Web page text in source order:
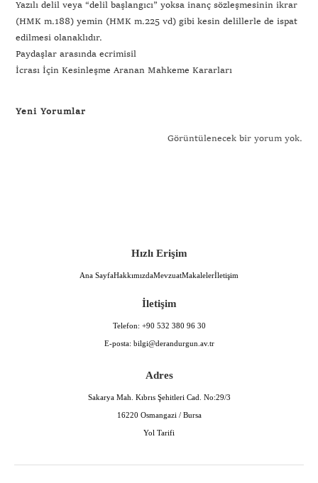
Yazılı delil veya “delil başlangıcı” yoksa inanç sözleşmesinin ikrar
(HMK m.188) yemin (HMK m.225 vd) gibi kesin delillerle de ispat
edilmesi olanaklıdır.
Paydaşlar arasında ecrimisil
İcrası İçin Kesinleşme Aranan Mahkeme Kararları
Yeni Yorumlar
Görüntülenecek bir yorum yok.
Hızlı Erişim
Ana SayfaHakkımızdaMevzuatMakalelerİletişim
İletişim
Telefon: +90 532 380 96 30
E-posta: bilgi@derandurgun.av.tr
Adres
Sakarya Mah. Kıbrıs Şehitleri Cad. No:29/3
16220 Osmangazi / Bursa
Yol Tarifi